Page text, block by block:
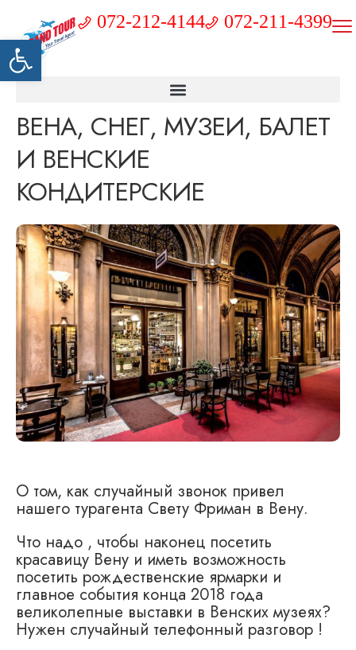
Открыть панель инструментов
072-212-4144 072-211-4399
ВЕНА, СНЕГ, МУЗЕИ, БАЛЕТ
И ВЕНСКИЕ
КОНДИТЕРСКИЕ
О том, как случайный звонок привел
нашего турагента Свету Фриман в Вену.
Что надо , чтобы наконец посетить
красавицу Вену и иметь возможность
посетить рождественские ярмарки и
главное события конца 2018 года
великолепные выставки в Венских музеях?
Нужен случайный телефонный разговор !